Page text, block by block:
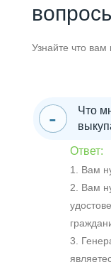
Узнайте что
Что
Ответ:
1. Вам
2. Вам
3.